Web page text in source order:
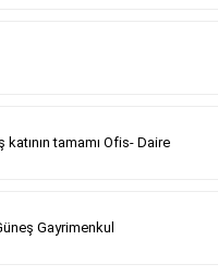
İlanlarımız
tamamı Ofis- Daire
Gayrimenkul